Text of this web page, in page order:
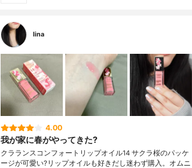
lina
4.00
我が家に春がやってきた?
クラランスコンフォートリップオイル14 サクラ桜のパッケ
ージが可愛い?リップオイルも好きだし迷わず購入。オムニ